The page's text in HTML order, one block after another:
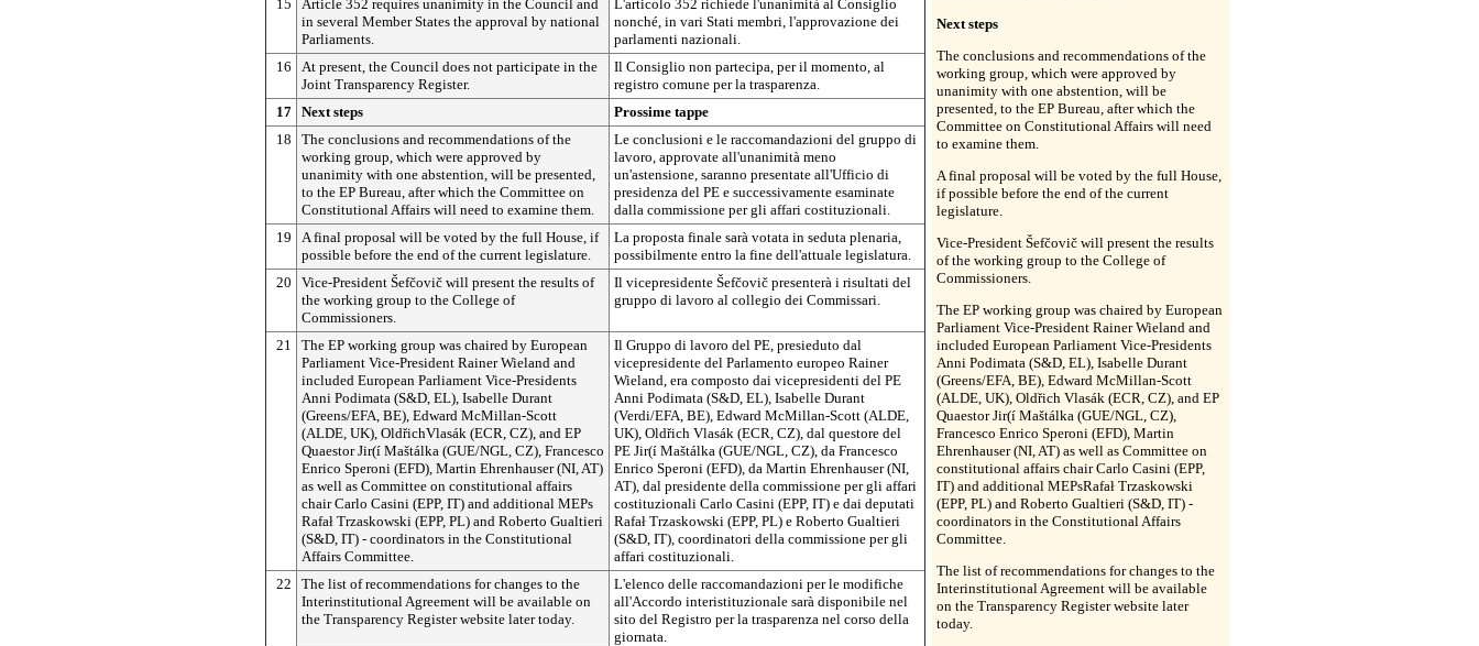
15
Article 352 requires unanimity in the Council and
in several Member States the approval by national
Parliaments.
L'articolo 352 richiede l'unanimità al Consiglio
nonché, in vari Stati membri, l'approvazione dei
parlamenti nazionali.
16
At present, the Council does not participate in the
Joint Transparency Register.
Il Consiglio non partecipa, per il momento, al
registro comune per la trasparenza.
17 Next steps
Prossime tappe
18
The conclusions and recommendations of the
working group, which were approved by
unanimity with one abstention, will be presented,
to the EP Bureau, after which the Committee on
Constitutional Affairs will need to examine them.
Le conclusioni e le raccomandazioni del gruppo di
lavoro, approvate all'unanimità meno
un'astensione, saranno presentate all'Ufficio di
presidenza del PE e successivamente esaminate
dalla commissione per gli affari costituzionali.
19
A final proposal will be voted by the full House, if
possible before the end of the current legislature.
La proposta finale sarà votata in seduta plenaria,
possibilmente entro la fine dell'attuale legislatura.
20
Vice-President Šefčovič will present the results of
the working group to the College of
Commissioners.
Il vicepresidente Šefčovič presenterà i risultati del
gruppo di lavoro al collegio dei Commissari.
21
The EP working group was chaired by European
Parliament Vice-President Rainer Wieland and
included European Parliament Vice-Presidents
Anni Podimata (S&D, EL), Isabelle Durant
(Greens/EFA, BE), Edward McMillan-Scott
(ALDE, UK), OldřichVlasák (ECR, CZ), and EP
Quaestor Jir(í Maštálka (GUE/NGL, CZ), Francesco
Enrico Speroni (EFD), Martin Ehrenhauser (NI, AT)
as well as Committee on constitutional affairs
chair Carlo Casini (EPP, IT) and additional MEPs
Rafał Trzaskowski (EPP, PL) and Roberto Gualtieri
(S&D, IT) - coordinators in the Constitutional
Affairs Committee.
Il Gruppo di lavoro del PE, presieduto dal
vicepresidente del Parlamento europeo Rainer
Wieland, era composto dai vicepresidenti del PE
Anni Podimata (S&D, EL), Isabelle Durant
(Verdi/EFA, BE), Edward McMillan-Scott (ALDE,
UK), Oldřich Vlasák (ECR, CZ), dal questore del
PE Jir(í Maštálka (GUE/NGL, CZ), da Francesco
Enrico Speroni (EFD), da Martin Ehrenhauser (NI,
AT), dal presidente della commissione per gli affari
costituzionali Carlo Casini (EPP, IT) e dai deputati
Rafał Trzaskowski (EPP, PL) e Roberto Gualtieri
(S&D, IT), coordinatori della commissione per gli
affari costituzionali.
22
The list of recommendations for changes to the
Interinstitutional Agreement will be available on
the Transparency Register website later today.
L'elenco delle raccomandazioni per le modifiche
all'Accordo interistituzionale sarà disponibile nel
sito del Registro per la trasparenza nel corso della
giornata.
Next steps
The conclusions and recommendations of the
working group, which were approved by
unanimity with one abstention, will be
presented, to the EP Bureau, after which the
Committee on Constitutional Affairs will need
to examine them.
A final proposal will be voted by the full House,
if possible before the end of the current
legislature.
Vice-President Šefčovič will present the results
of the working group to the College of
Commissioners.
The EP working group was chaired by European
Parliament Vice-President Rainer Wieland and
included European Parliament Vice-Presidents
Anni Podimata (S&D, EL), Isabelle Durant
(Greens/EFA, BE), Edward McMillan-Scott
(ALDE, UK), Oldřich Vlasák (ECR, CZ), and EP
Quaestor Jir(í Maštálka (GUE/NGL, CZ),
Francesco Enrico Speroni (EFD), Martin
Ehrenhauser (NI, AT) as well as Committee on
constitutional affairs chair Carlo Casini (EPP,
IT) and additional MEPsRafał Trzaskowski
(EPP, PL) and Roberto Gualtieri (S&D, IT) -
coordinators in the Constitutional Affairs
Committee.
The list of recommendations for changes to the
Interinstitutional Agreement will be available
on the Transparency Register website later
today.